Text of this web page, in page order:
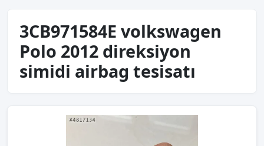
3CB971584E volkswagen
Polo 2012 direksiyon
simidi airbag tesisatı